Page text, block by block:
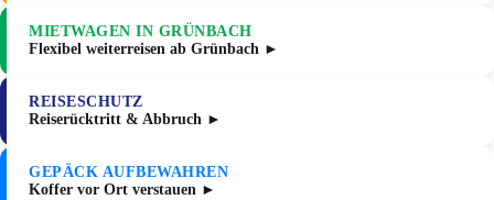
MIETWAGEN IN GRÜNBACH
Flexibel weiterreisen ab Grünbach ►
REISESCHUTZ
Reiserücktritt & Abbruch ►
GEPÄCK AUFBEWAHREN
Koffer vor Ort verstauen ►